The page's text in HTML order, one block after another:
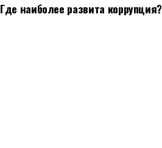
Где наиболее развита коррупция?